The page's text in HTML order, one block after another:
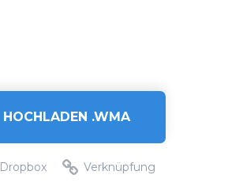
HOCHLADEN .WMA
Dropbox Verknüpfung